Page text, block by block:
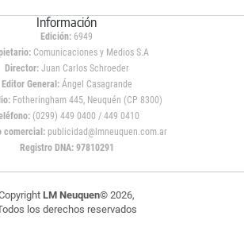
Información
Edición: 6949
Comunicaciones y Medios S.A
Director: Juan Carlos Schroeder
Editor General:Ángel Casagrande
Fotheringham 445, Neuquén (CP 8300)
(0299) 449 0400 / 449 0410
comercial: publicidad@lmneuquen.com.ar
Registro DNA: 97810291
LM Neuquen© 2026,
los derechos reservados